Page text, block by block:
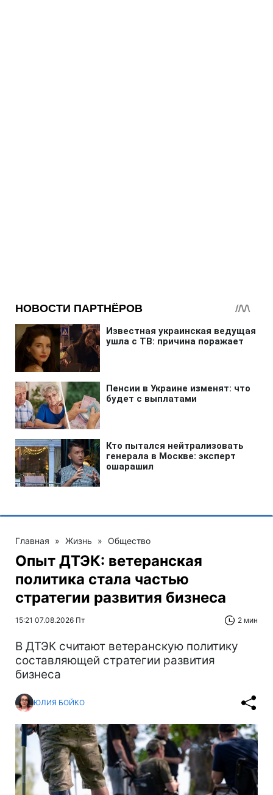
Главная » Жизнь » Общество
Опыт ДТЭК: ветеранская
политика стала частью
стратегии развития бизнеса
15:21 07.08.2026 Пт 2 мин
В ДТЭК считают ветеранскую политику
составляющей стратегии развития
бизнеса
ЮЛИЯ БОЙКО